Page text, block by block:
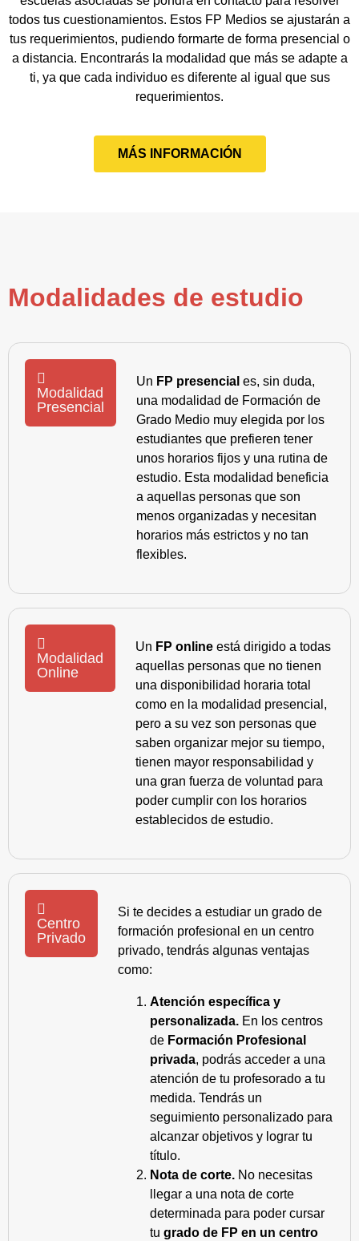
todos tus cuestionamientos. Estos FP Medios se ajustarán a
tus requerimientos, pudiendo formarte de forma presencial o
a distancia. Encontrarás la modalidad que más se adapte a
ti, ya que cada individuo es diferente al igual que sus
requerimientos.
MÁS INFORMACIÓN
Modalidades de estudio
Modalidad
Presencial
Un FP presencial es, sin duda,
una modalidad de Formación de
Grado Medio muy elegida por los
estudiantes que prefieren tener
unos horarios fijos y una rutina de
estudio. Esta modalidad beneficia
a aquellas personas que son
menos organizadas y necesitan
horarios más estrictos y no tan
flexibles.
Modalidad
Online
Un FP online está dirigido a todas
aquellas personas que no tienen
una disponibilidad horaria total
como en la modalidad presencial,
pero a su vez son personas que
saben organizar mejor su tiempo,
tienen mayor responsabilidad y
una gran fuerza de voluntad para
poder cumplir con los horarios
establecidos de estudio.
Centro
Privado
Si te decides a estudiar un grado de
formación profesional en un centro
privado, tendrás algunas ventajas
como:
Atención específica y
personalizada. En los centros
de Formación Profesional
privada, podrás acceder a una
atención de tu profesorado a tu
medida. Tendrás un
seguimiento personalizado para
alcanzar objetivos y lograr tu
título.
Nota de corte. No necesitas
llegar a una nota de corte
determinada para poder cursar
tu grado de FP en un centro